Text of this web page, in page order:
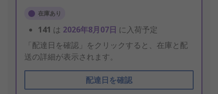
在庫あり
141 は 2026年8月07日 に入荷予定
「配達日を確認」をクリックすると、在庫と配
送の詳細が表示されます。
配達日を確認